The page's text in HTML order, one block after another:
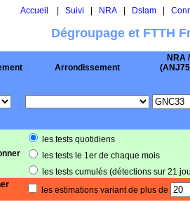
Accueil Suivi NRA| Dslam|
Dégroupage et FTTH
Arrondissement
NRA
les tests quotidiens
les tests le 1er de chaque mois
les tests cumulés (détections sur 21
les estimations variant de plus de